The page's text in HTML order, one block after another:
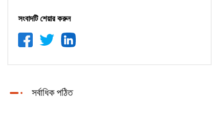
সংবাদটি শেয়ার করুন
সর্বাধিক পঠিত